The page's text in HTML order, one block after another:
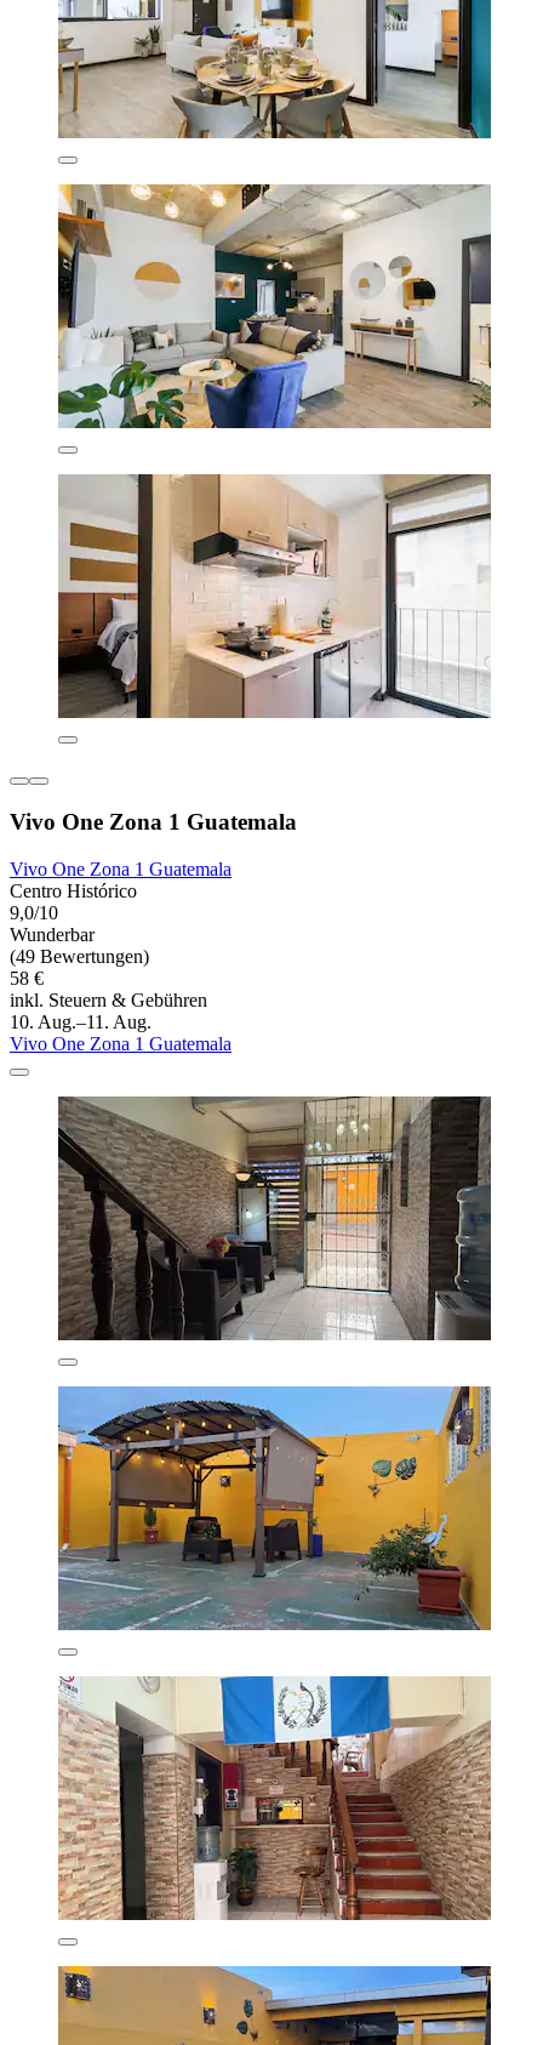
Vivo One Zona 1 Guatemala
Vivo One Zona 1 Guatemala
Centro Histórico
9,0/10
Wunderbar
(49 Bewertungen)
58 €
inkl. Steuern & Gebühren
10. Aug.–11. Aug.
Vivo One Zona 1 Guatemala